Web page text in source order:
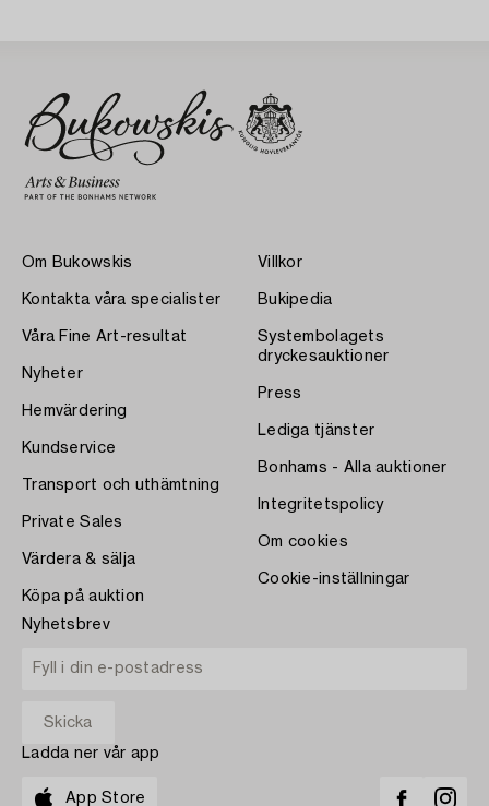
Om Bukowskis
Kontakta våra specialister
Våra Fine Art-resultat
Nyheter
Hemvärdering
Kundservice
Transport och uthämtning
Private Sales
Värdera & sälja
Köpa på auktion
Villkor
Bukipedia
Systembolagets
dryckesauktioner
Press
Lediga tjänster
Bonhams - Alla auktioner
Integritetspolicy
Om cookies
Cookie-inställningar
Nyhetsbrev
Ladda ner vår app
App Store